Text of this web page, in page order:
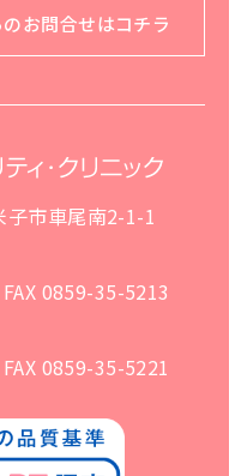
お問合せはコチラ
市車尾南2-1-1
0859-35-5213
0859-35-5221